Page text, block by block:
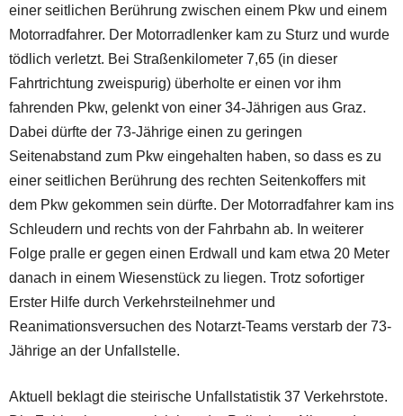
einer seitlichen Berührung zwischen einem Pkw und einem
Motorradfahrer. Der Motorradlenker kam zu Sturz und wurde
tödlich verletzt. Bei Straßenkilometer 7,65 (in dieser
Fahrtrichtung zweispurig) überholte er einen vor ihm
fahrenden Pkw, gelenkt von einer 34-Jährigen aus Graz.
Dabei dürfte der 73-Jährige einen zu geringen
Seitenabstand zum Pkw eingehalten haben, so dass es zu
einer seitlichen Berührung des rechten Seitenkoffers mit
dem Pkw gekommen sein dürfte. Der Motorradfahrer kam ins
Schleudern und rechts von der Fahrbahn ab. In weiterer
Folge pralle er gegen einen Erdwall und kam etwa 20 Meter
danach in einem Wiesenstück zu liegen. Trotz sofortiger
Erster Hilfe durch Verkehrsteilnehmer und
Reanimationsversuchen des Notarzt-Teams verstarb der 73-
Jährige an der Unfallstelle.
Aktuell beklagt die steirische Unfallstatistik 37 Verkehrstote.